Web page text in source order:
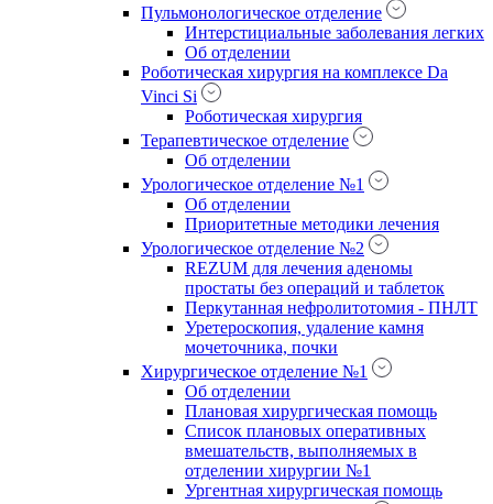
Пульмонологическое отделение
Интерстициальные заболевания легких
Об отделении
Роботическая хирургия на комплексе Da
Vinci Si
Роботическая хирургия
Терапевтическое отделение
Об отделении
Урологическое отделение №1
Об отделении
Приоритетные методики лечения
Урологическое отделение №2
REZUM для лечения аденомы
простаты без операций и таблеток
Перкутанная нефролитотомия - ПНЛТ
Уретероскопия, удаление камня
мочеточника, почки
Хирургическое отделение №1
Об отделении
Плановая хирургическая помощь
Список плановых оперативных
вмешательств, выполняемых в
отделении хирургии №1
Ургентная хирургическая помощь